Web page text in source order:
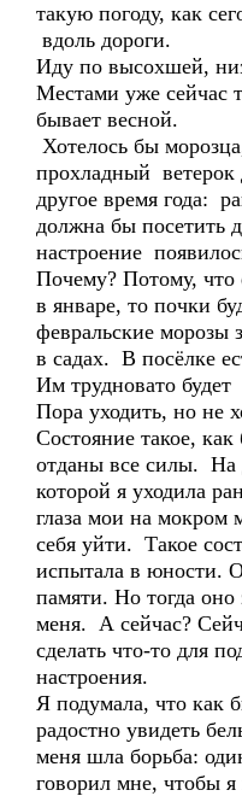
такую погоду, как
вдоль дороги.
Иду по высохшей,
Местами уже сейчас
бывает весной.
Хотелось бы
прохладный
другое время года:
должна бы посетить
настроение
Почему? Потому, что
в январе, то почки
февральские морозы
в садах. В посёлке
Им трудновато
Пора уходить, но не
Состояние такое, как
отданы все силы. На
которой я уходила
глаза мои на мокром
себя уйти. Такое
испытала в юности.
памяти. Но тогда оно
меня. А сейчас?
сделать что-то для
настроения.
Я подумала, что как
радостно увидеть
меня шла борьба:
говорил мне, чтобы я